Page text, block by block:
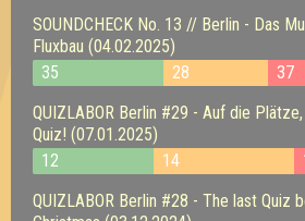
SOUNDCHECK No. 13 // Berlin - Das
Fluxbau (04.02.2025)
35
28
37
QUIZLABOR Berlin #29 - Auf die
Quiz! (07.01.2025)
12
14
QUIZLABOR Berlin #28 - The last Quiz